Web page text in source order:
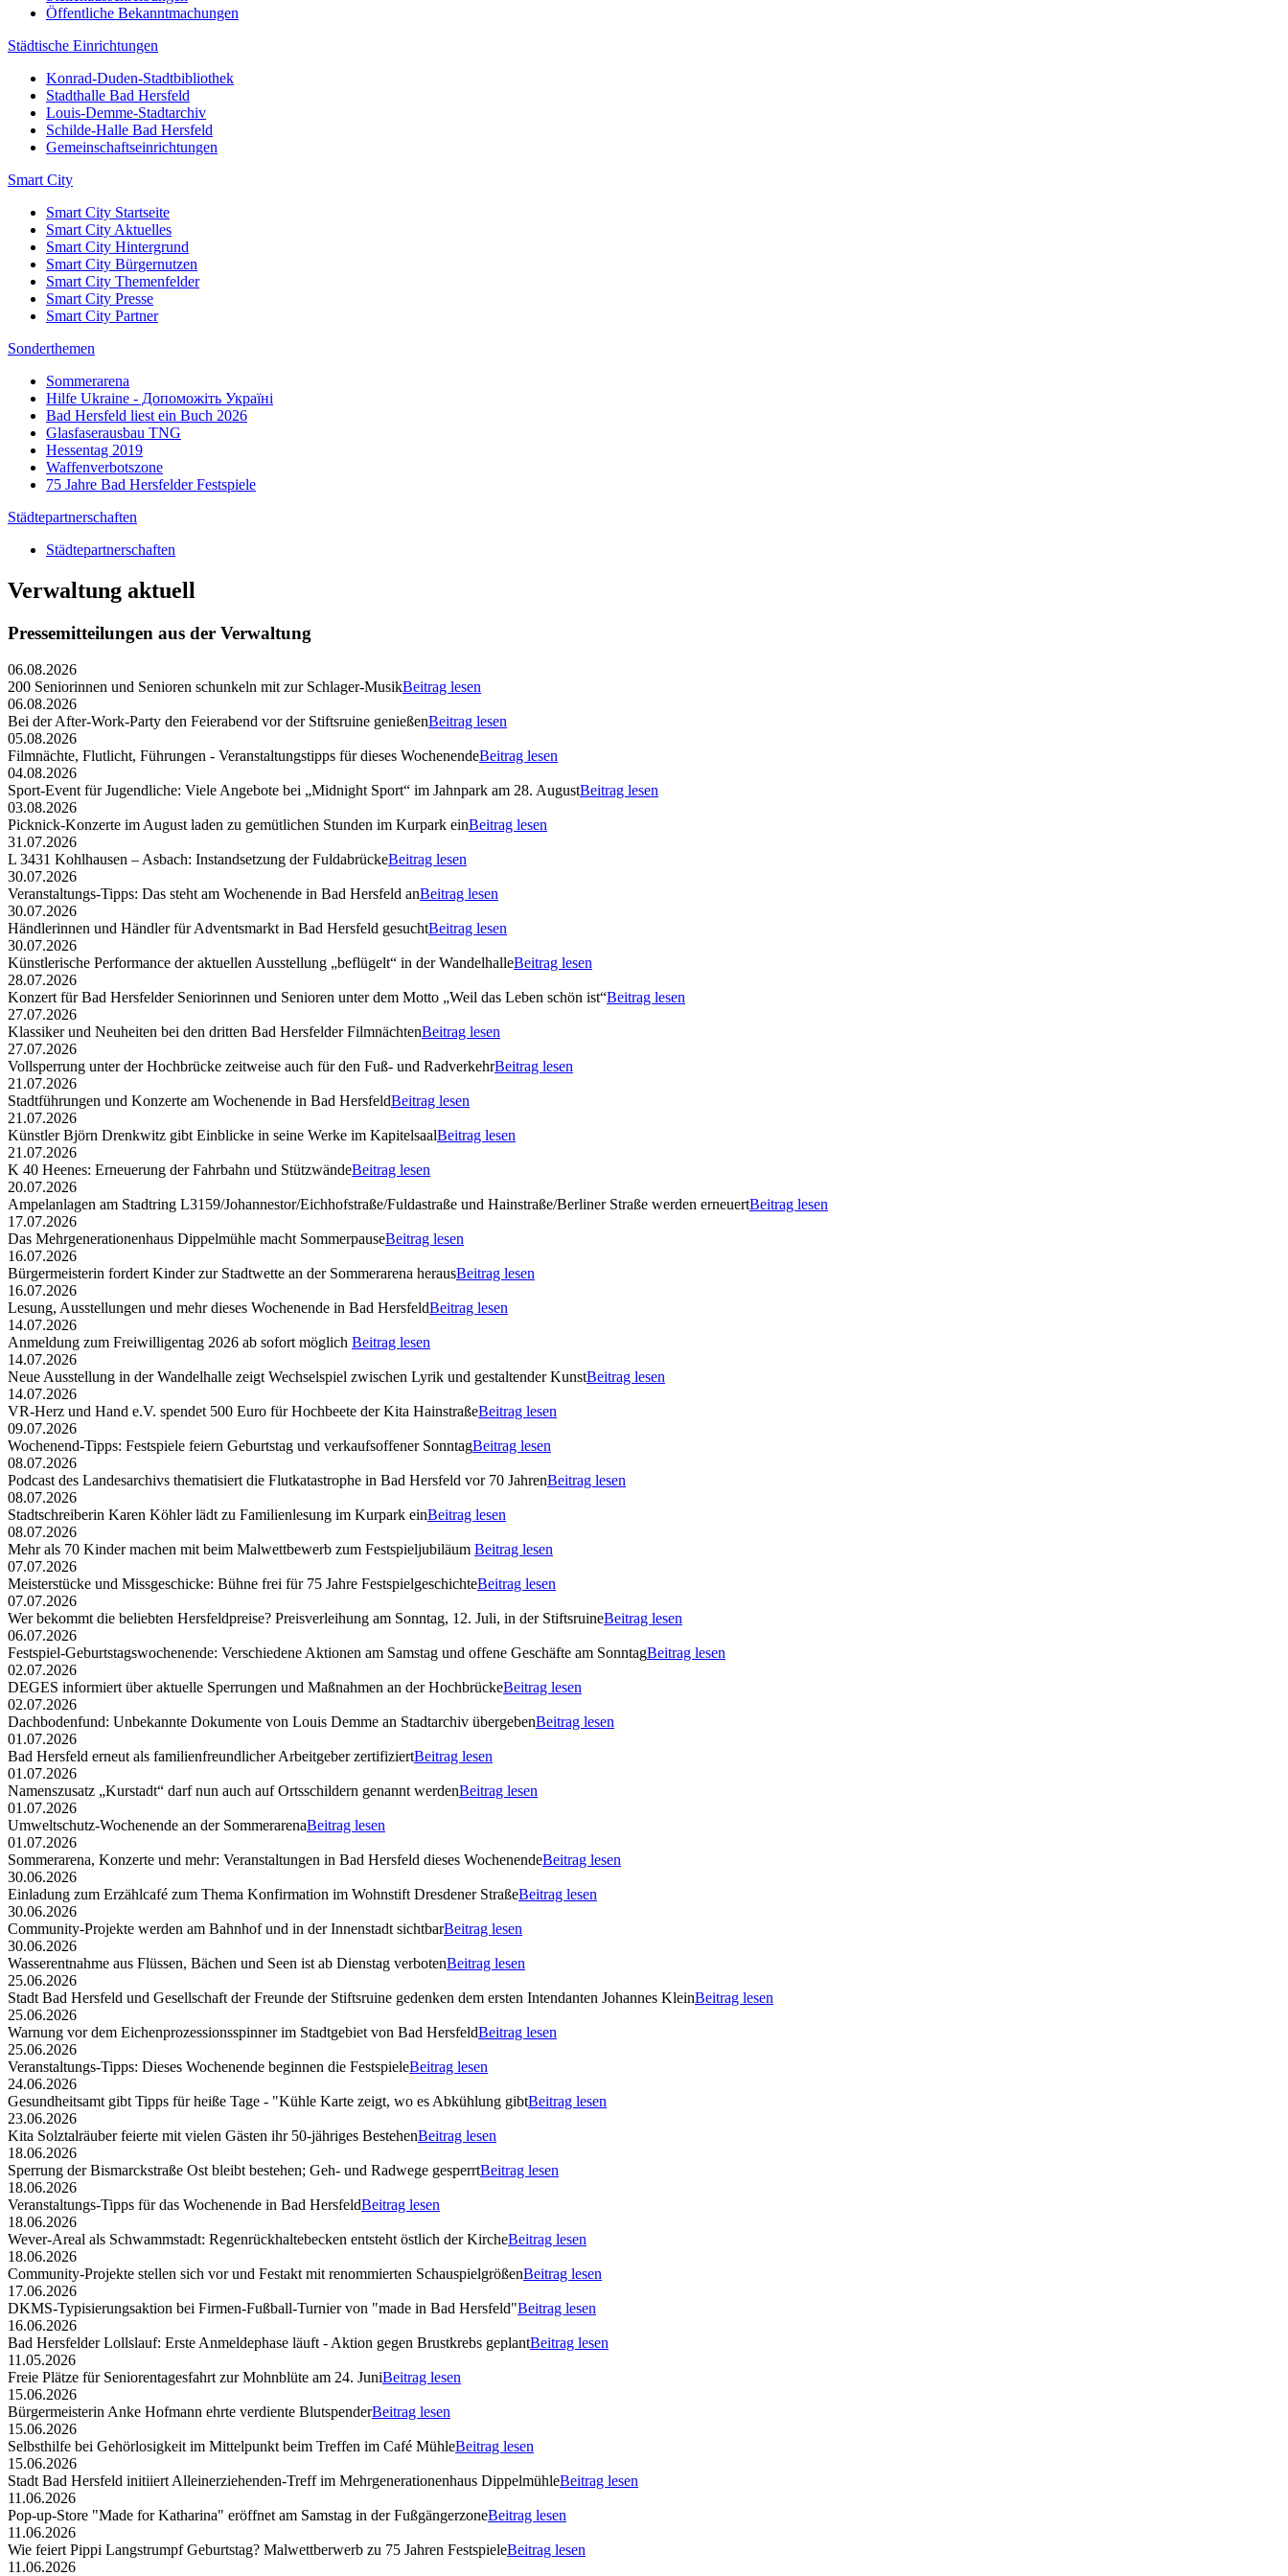
Öffentliche Bekanntmachungen
Städtische Einrichtungen
Konrad-Duden-Stadtbibliothek
Stadthalle Bad Hersfeld
Louis-Demme-Stadtarchiv
Schilde-Halle Bad Hersfeld
Gemeinschaftseinrichtungen
Smart City
Smart City Startseite
Smart City Aktuelles
Smart City Hintergrund
Smart City Bürgernutzen
Smart City Themenfelder
Smart City Presse
Smart City Partner
Sonderthemen
Sommerarena
Hilfe Ukraine - Допоможіть Україні
Bad Hersfeld liest ein Buch 2026
Glasfaserausbau TNG
Hessentag 2019
Waffenverbotszone
75 Jahre Bad Hersfelder Festspiele
Städtepartnerschaften
Städtepartnerschaften
Verwaltung aktuell
Pressemitteilungen aus der Verwaltung
06.08.2026
200 Seniorinnen und Senioren schunkeln mit zur Schlager-MusikBeitrag lesen
06.08.2026
Bei der After-Work-Party den Feierabend vor der Stiftsruine genießenBeitrag lesen
05.08.2026
Filmnächte, Flutlicht, Führungen - Veranstaltungstipps für dieses WochenendeBeitrag lesen
04.08.2026
Sport-Event für Jugendliche: Viele Angebote bei „Midnight Sport“ im Jahnpark am 28. AugustBeitrag lesen
03.08.2026
Picknick-Konzerte im August laden zu gemütlichen Stunden im Kurpark einBeitrag lesen
31.07.2026
L 3431 Kohlhausen – Asbach: Instandsetzung der FuldabrückeBeitrag lesen
30.07.2026
Veranstaltungs-Tipps: Das steht am Wochenende in Bad Hersfeld anBeitrag lesen
30.07.2026
Händlerinnen und Händler für Adventsmarkt in Bad Hersfeld gesuchtBeitrag lesen
30.07.2026
Künstlerische Performance der aktuellen Ausstellung „beflügelt“ in der WandelhalleBeitrag lesen
28.07.2026
Konzert für Bad Hersfelder Seniorinnen und Senioren unter dem Motto „Weil das Leben schön ist“Beitrag lesen
27.07.2026
Klassiker und Neuheiten bei den dritten Bad Hersfelder FilmnächtenBeitrag lesen
27.07.2026
Vollsperrung unter der Hochbrücke zeitweise auch für den Fuß- und RadverkehrBeitrag lesen
21.07.2026
Stadtführungen und Konzerte am Wochenende in Bad HersfeldBeitrag lesen
21.07.2026
Künstler Björn Drenkwitz gibt Einblicke in seine Werke im KapitelsaalBeitrag lesen
21.07.2026
K 40 Heenes: Erneuerung der Fahrbahn und StützwändeBeitrag lesen
20.07.2026
Ampelanlagen am Stadtring L3159/Johannestor/Eichhofstraße/Fuldastraße und Hainstraße/Berliner Straße werden erneuertBeitrag lesen
17.07.2026
Das Mehrgenerationenhaus Dippelmühle macht SommerpauseBeitrag lesen
16.07.2026
Bürgermeisterin fordert Kinder zur Stadtwette an der Sommerarena herausBeitrag lesen
16.07.2026
Lesung, Ausstellungen und mehr dieses Wochenende in Bad HersfeldBeitrag lesen
14.07.2026
Anmeldung zum Freiwilligentag 2026 ab sofort möglich Beitrag lesen
14.07.2026
Neue Ausstellung in der Wandelhalle zeigt Wechselspiel zwischen Lyrik und gestaltender KunstBeitrag lesen
14.07.2026
VR-Herz und Hand e.V. spendet 500 Euro für Hochbeete der Kita HainstraßeBeitrag lesen
09.07.2026
Wochenend-Tipps: Festspiele feiern Geburtstag und verkaufsoffener SonntagBeitrag lesen
08.07.2026
Podcast des Landesarchivs thematisiert die Flutkatastrophe in Bad Hersfeld vor 70 JahrenBeitrag lesen
08.07.2026
Stadtschreiberin Karen Köhler lädt zu Familienlesung im Kurpark einBeitrag lesen
08.07.2026
Mehr als 70 Kinder machen mit beim Malwettbewerb zum Festspieljubiläum Beitrag lesen
07.07.2026
Meisterstücke und Missgeschicke: Bühne frei für 75 Jahre FestspielgeschichteBeitrag lesen
07.07.2026
Wer bekommt die beliebten Hersfeldpreise? Preisverleihung am Sonntag, 12. Juli, in der StiftsruineBeitrag lesen
06.07.2026
Festspiel-Geburtstagswochenende: Verschiedene Aktionen am Samstag und offene Geschäfte am SonntagBeitrag lesen
02.07.2026
DEGES informiert über aktuelle Sperrungen und Maßnahmen an der HochbrückeBeitrag lesen
02.07.2026
Dachbodenfund: Unbekannte Dokumente von Louis Demme an Stadtarchiv übergebenBeitrag lesen
01.07.2026
Bad Hersfeld erneut als familienfreundlicher Arbeitgeber zertifiziertBeitrag lesen
01.07.2026
Namenszusatz „Kurstadt“ darf nun auch auf Ortsschildern genannt werdenBeitrag lesen
01.07.2026
Umweltschutz-Wochenende an der SommerarenaBeitrag lesen
01.07.2026
Sommerarena, Konzerte und mehr: Veranstaltungen in Bad Hersfeld dieses WochenendeBeitrag lesen
30.06.2026
Einladung zum Erzählcafé zum Thema Konfirmation im Wohnstift Dresdener StraßeBeitrag lesen
30.06.2026
Community-Projekte werden am Bahnhof und in der Innenstadt sichtbarBeitrag lesen
30.06.2026
Wasserentnahme aus Flüssen, Bächen und Seen ist ab Dienstag verbotenBeitrag lesen
25.06.2026
Stadt Bad Hersfeld und Gesellschaft der Freunde der Stiftsruine gedenken dem ersten Intendanten Johannes KleinBeitrag lesen
25.06.2026
Warnung vor dem Eichenprozessionsspinner im Stadtgebiet von Bad HersfeldBeitrag lesen
25.06.2026
Veranstaltungs-Tipps: Dieses Wochenende beginnen die FestspieleBeitrag lesen
24.06.2026
Gesundheitsamt gibt Tipps für heiße Tage - "Kühle Karte zeigt, wo es Abkühlung gibtBeitrag lesen
23.06.2026
Kita Solztalräuber feierte mit vielen Gästen ihr 50-jähriges BestehenBeitrag lesen
18.06.2026
Sperrung der Bismarckstraße Ost bleibt bestehen; Geh- und Radwege gesperrtBeitrag lesen
18.06.2026
Veranstaltungs-Tipps für das Wochenende in Bad HersfeldBeitrag lesen
18.06.2026
Wever-Areal als Schwammstadt: Regenrückhaltebecken entsteht östlich der KircheBeitrag lesen
18.06.2026
Community-Projekte stellen sich vor und Festakt mit renommierten SchauspielgrößenBeitrag lesen
17.06.2026
DKMS-Typisierungsaktion bei Firmen-Fußball-Turnier von "made in Bad Hersfeld"Beitrag lesen
16.06.2026
Bad Hersfelder Lollslauf: Erste Anmeldephase läuft - Aktion gegen Brustkrebs geplantBeitrag lesen
11.05.2026
Freie Plätze für Seniorentagesfahrt zur Mohnblüte am 24. JuniBeitrag lesen
15.06.2026
Bürgermeisterin Anke Hofmann ehrte verdiente BlutspenderBeitrag lesen
15.06.2026
Selbsthilfe bei Gehörlosigkeit im Mittelpunkt beim Treffen im Café MühleBeitrag lesen
15.06.2026
Stadt Bad Hersfeld initiiert Alleinerziehenden-Treff im Mehrgenerationenhaus DippelmühleBeitrag lesen
11.06.2026
Pop-up-Store "Made for Katharina" eröffnet am Samstag in der FußgängerzoneBeitrag lesen
11.06.2026
Wie feiert Pippi Langstrumpf Geburtstag? Malwettberwerb zu 75 Jahren FestspieleBeitrag lesen
11.06.2026